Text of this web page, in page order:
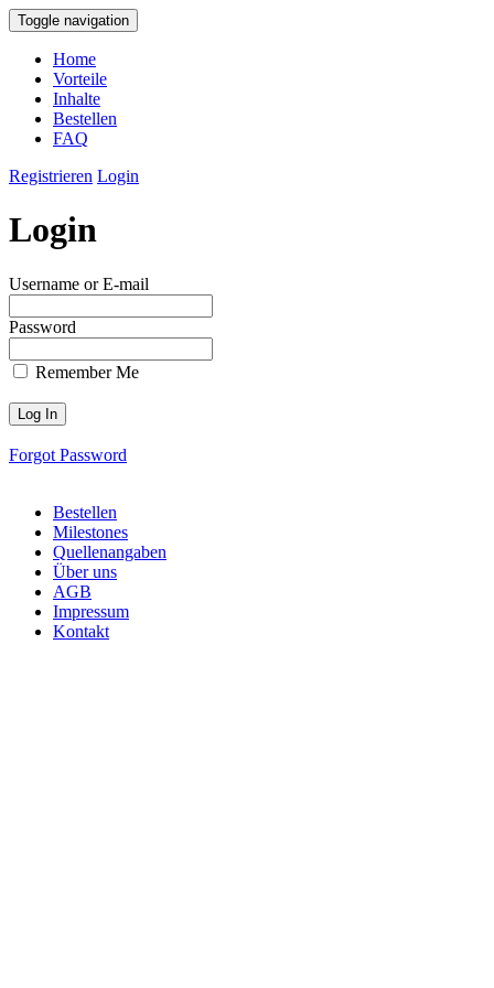
Toggle navigation
Home
Vorteile
Inhalte
Bestellen
FAQ
Registrieren Login
Login
Username or E-mail
Password
Remember Me
Forgot Password
Bestellen
Milestones
Quellenangaben
Über uns
AGB
Impressum
Kontakt